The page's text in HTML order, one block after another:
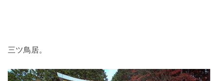
三ツ鳥居。